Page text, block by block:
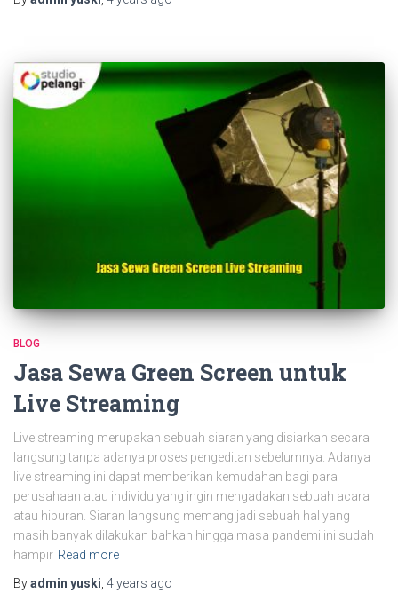
BLOG
Jasa Sewa Green Screen untuk
Live Streaming
Live streaming merupakan sebuah siaran yang disiarkan secara
langsung tanpa adanya proses pengeditan sebelumnya. Adanya
live streaming ini dapat memberikan kemudahan bagi para
perusahaan atau individu yang ingin mengadakan sebuah acara
atau hiburan. Siaran langsung memang jadi sebuah hal yang
masih banyak dilakukan bahkan hingga masa pandemi ini sudah
hampir Read more
Byadmin yuski, 4 years ago